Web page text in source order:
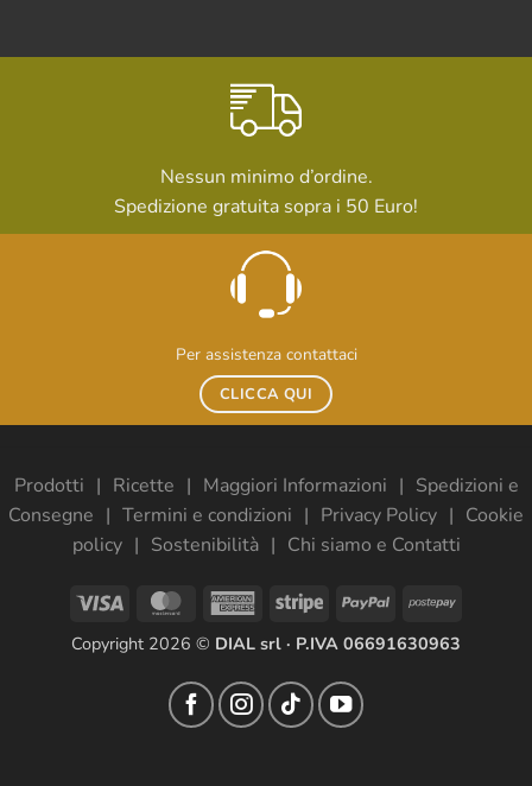
Nessun minimo d’ordine.
Spedizione gratuita sopra i 50 Euro!
Per assistenza contattaci
CLICCA QUI
Prodotti Ricette Maggiori Informazioni
Spedizioni e
Consegne
Termini e condizioni Privacy Policy
Cookie
policy
Sostenibilità Chi siamo e Contatti
Visa MasterCardAmericanStripe PayPal Postepay
Copyright 2026 © DIAL srl · P.IVA 06691630963